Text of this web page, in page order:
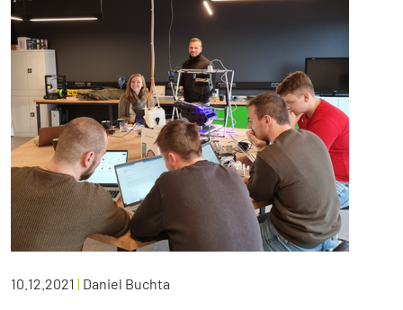
10.12.2021 | Daniel Buchta